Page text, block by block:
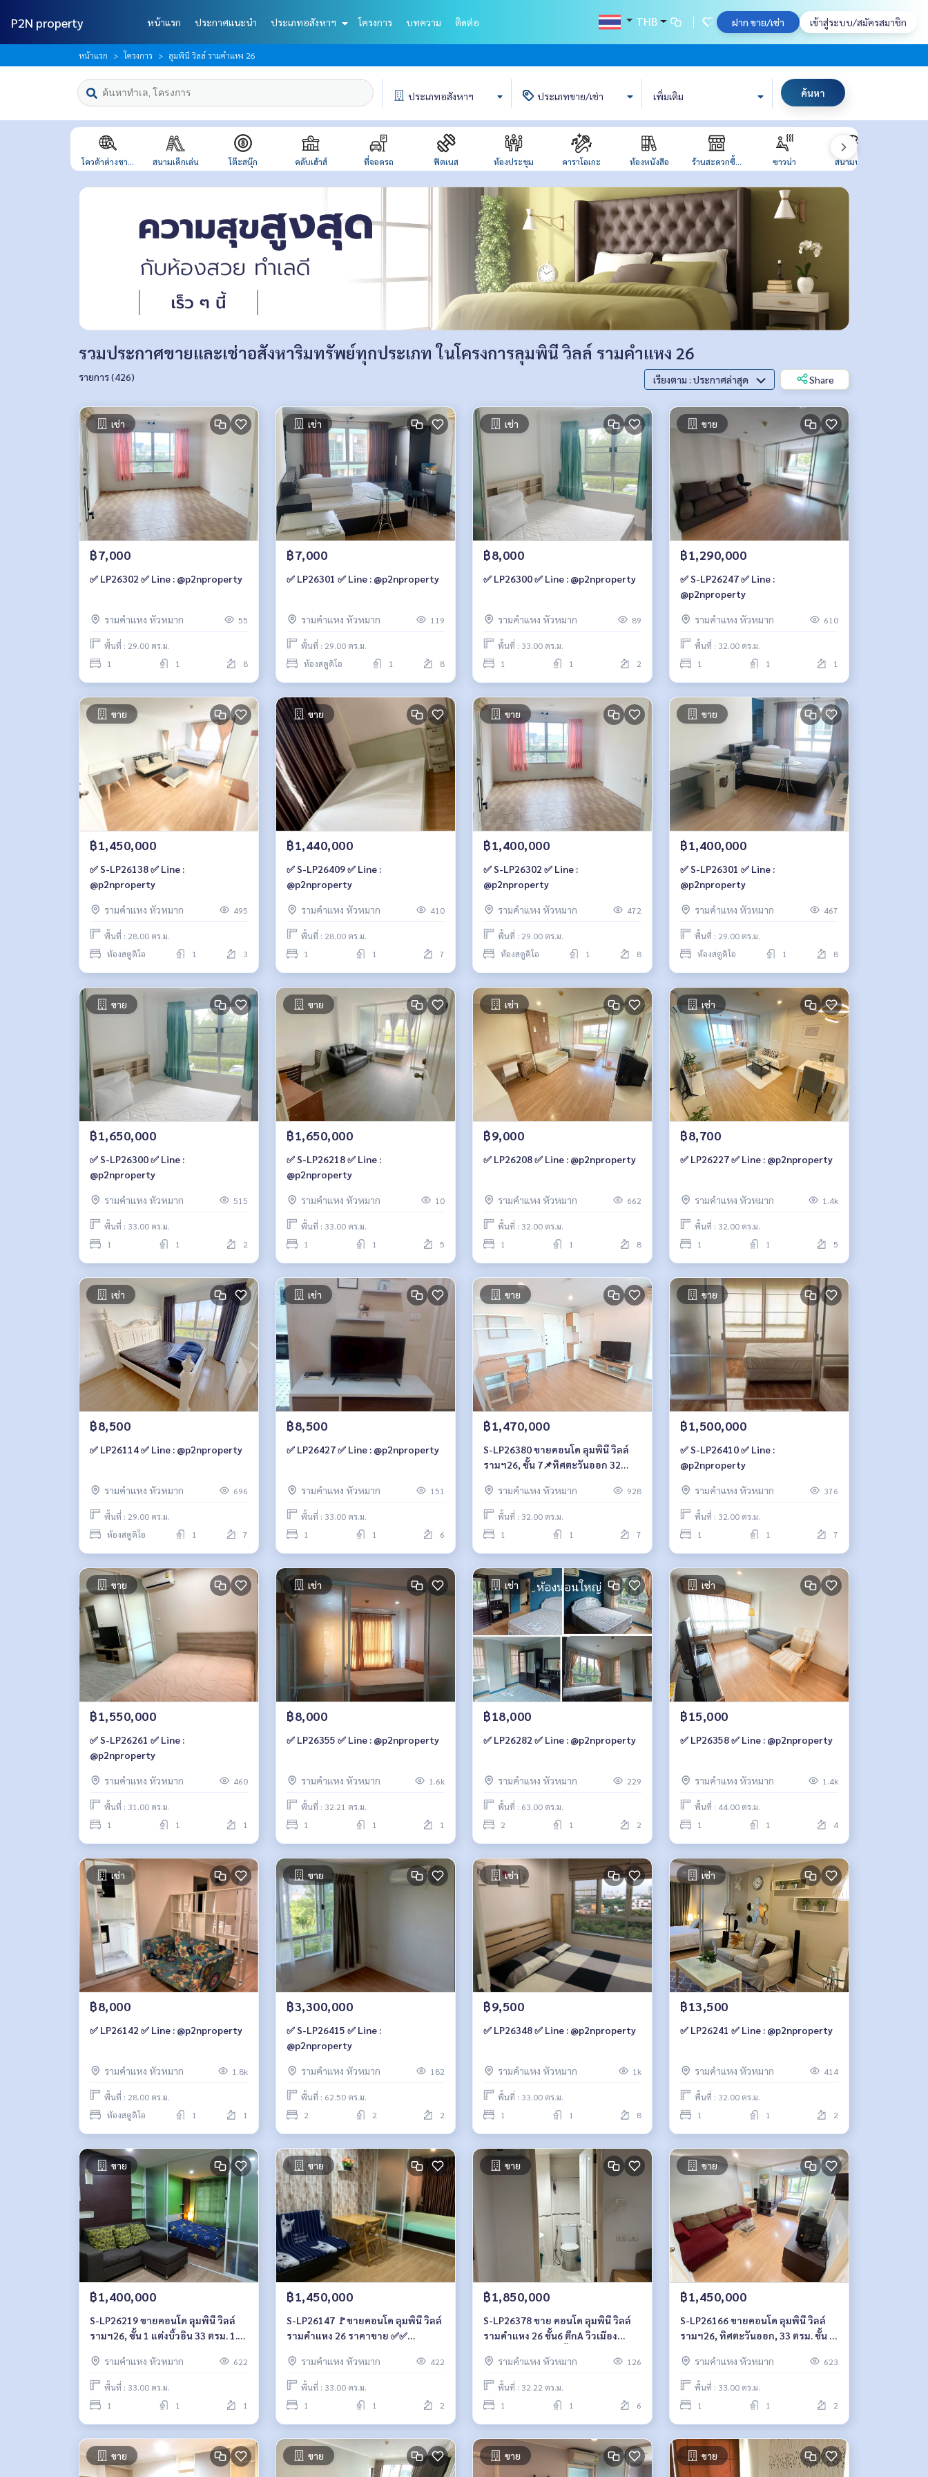
P2N property หน้าแรก ประกาศแนะนำ ประเภทอสังหาฯ โครงการ บทความ ติดต่อ THB ฝาก ขาย/เช่า เข้าสู่ระบบ/สมัครสมาชิก
หน้าแรก โครงการ ลุมพินี วิลล์ รามคำแหง 26
ประเภทอสังหาฯ ประเภทขาย/เช่า เพิ่มเติม ค้นหา
โควต้าต่างชา... สนามเด็กเล่น โต๊ะสนุ๊ก คลับเฮ้าส์ ที่จอดรถ ฟิตเนส ห้องประชุม คาราโอเกะ ห้องหนังสือ ร้านสะดวกซื้... ซาวน่า สนามบาส
รวมประกาศขายและเช่าอสังหาริมทรัพย์ทุกประเภท ในโครงการลุมพินี วิลล์ รามคำแหง 26
รายการ (426) เรียงตาม : ประกาศล่าสุด Share
เช่า
฿7,000
✅ LP26302 ✅ Line : @p2nproperty
รามคำแหง หัวหมาก 55
พื้นที่ : 29.00 ตร.ม.
1
1 8
เช่า
฿7,000
✅ LP26301 ✅ Line : @p2nproperty
รามคำแหง หัวหมาก 119
พื้นที่ : 29.00 ตร.ม.
ห้องสตูดิโอ
1 8
เช่า
฿8,000
✅ LP26300 ✅ Line : @p2nproperty
รามคำแหง หัวหมาก 89
พื้นที่ : 33.00 ตร.ม.
1
1 2
ขาย
฿1,290,000
✅ S-LP26247 ✅ Line :
@p2nproperty
รามคำแหง หัวหมาก 610
พื้นที่ : 32.00 ตร.ม.
1
1 1
ขาย
฿1,450,000
✅ S-LP26138 ✅ Line :
@p2nproperty
รามคำแหง หัวหมาก 495
พื้นที่ : 28.00 ตร.ม.
ห้องสตูดิโอ
1 3
ขาย
฿1,440,000
✅ S-LP26409 ✅ Line :
@p2nproperty
รามคำแหง หัวหมาก 410
พื้นที่ : 28.00 ตร.ม.
1
1 7
ขาย
฿1,400,000
✅ S-LP26302 ✅ Line :
@p2nproperty
รามคำแหง หัวหมาก 472
พื้นที่ : 29.00 ตร.ม.
ห้องสตูดิโอ
1 8
ขาย
฿1,400,000
✅ S-LP26301 ✅ Line :
@p2nproperty
รามคำแหง หัวหมาก 467
พื้นที่ : 29.00 ตร.ม.
ห้องสตูดิโอ
1 8
ขาย
฿1,650,000
✅ S-LP26300 ✅ Line :
@p2nproperty
รามคำแหง หัวหมาก 515
พื้นที่ : 33.00 ตร.ม.
1
1 2
ขาย
฿1,650,000
✅ S-LP26218 ✅ Line :
@p2nproperty
รามคำแหง หัวหมาก 10
พื้นที่ : 33.00 ตร.ม.
1
1 5
เช่า
฿9,000
✅ LP26208 ✅ Line : @p2nproperty
รามคำแหง หัวหมาก 662
พื้นที่ : 32.00 ตร.ม.
1
1 8
เช่า
฿8,700
✅ LP26227 ✅ Line : @p2nproperty
รามคำแหง หัวหมาก 1.4k
พื้นที่ : 32.00 ตร.ม.
1
1 5
เช่า
฿8,500
✅ LP26114 ✅ Line : @p2nproperty
รามคำแหง หัวหมาก 696
พื้นที่ : 29.00 ตร.ม.
ห้องสตูดิโอ
1 7
เช่า
฿8,500
✅ LP26427 ✅ Line : @p2nproperty
รามคำแหง หัวหมาก 151
พื้นที่ : 33.00 ตร.ม.
1
1 6
ขาย
฿1,470,000
S-LP26380 ขายคอนโด ลุมพินี วิลล์
รามฯ26, ชั้น 7📌ทิศตะวันออก 32
รามคำแหง หัวหมาก
928
พื้นที่ : 32.00 ตร.ม.
1
1 7
ขาย
฿1,500,000
✅ S-LP26410 ✅ Line :
@p2nproperty
รามคำแหง หัวหมาก 376
พื้นที่ : 32.00 ตร.ม.
1
1 7
ขาย
฿1,550,000
✅ S-LP26261 ✅ Line :
@p2nproperty
รามคำแหง หัวหมาก 460
พื้นที่ : 31.00 ตร.ม.
1
1 1
เช่า
฿8,000
✅ LP26355 ✅ Line : @p2nproperty
รามคำแหง หัวหมาก 1.6k
พื้นที่ : 32.21 ตร.ม.
1
1 1
เช่า
฿18,000
✅ LP26282 ✅ Line : @p2nproperty
รามคำแหง หัวหมาก 229
พื้นที่ : 63.00 ตร.ม.
2
1 2
เช่า
฿15,000
✅ LP26358 ✅ Line : @p2nproperty
รามคำแหง หัวหมาก 1.4k
พื้นที่ : 44.00 ตร.ม.
1
1 4
เช่า
฿8,000
✅ LP26142 ✅ Line : @p2nproperty
รามคำแหง หัวหมาก 1.8k
พื้นที่ : 28.00 ตร.ม.
ห้องสตูดิโอ
1 1
ขาย
฿3,300,000
✅ S-LP26415 ✅ Line :
@p2nproperty
รามคำแหง หัวหมาก 182
พื้นที่ : 62.50 ตร.ม.
2
2 2
เช่า
฿9,500
✅ LP26348 ✅ Line : @p2nproperty
รามคำแหง หัวหมาก 1k
พื้นที่ : 33.00 ตร.ม.
1
1 8
เช่า
฿13,500
✅ LP26241 ✅ Line : @p2nproperty
รามคำแหง หัวหมาก 414
พื้นที่ : 32.00 ตร.ม.
1
1 2
ขาย
฿1,400,000
S-LP26219 ขายคอนโด ลุมพินี วิลล์
รามฯ26, ชั้น 1 แต่งบิ้วอิน 33 ตรม. 1.4
รามคำแหง หัวหมาก
622
พื้นที่ : 33.00 ตร.ม.
1
1 1
ขาย
฿1,450,000
S-LP26147 🚩ขายคอนโด ลุมพินี วิลล์
รามคำแหง 26 ราคาขาย ✅✅
รามคำแหง หัวหมาก
422
พื้นที่ : 33.00 ตร.ม.
1
1 2
ขาย
฿1,850,000
S-LP26378 ขาย คอนโด ลุมพินี วิลล์
รามคำแหง 26 ชั้น6 ตึกA วิวเมือง
959-8900
รามคำแหง หัวหมาก 126
พื้นที่ : 32.22 ตร.ม.
1
1 6
ขาย
฿1,450,000
S-LP26166 ขายคอนโด ลุมพินี วิลล์
รามฯ26, ทิศตะวันออก, 33 ตรม. ชั้น 2,
รามคำแหง หัวหมาก
623
พื้นที่ : 33.00 ตร.ม.
1
1 2
ขาย ขาย ขาย ขาย